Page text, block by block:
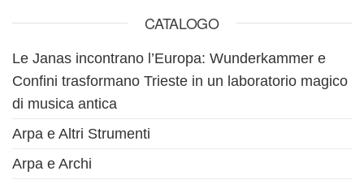
CATALOGO
Le Janas incontrano l’Europa: Wunderkammer e
Confini trasformano Trieste in un laboratorio magico
di musica antica
Arpa e Altri Strumenti
Arpa e Archi